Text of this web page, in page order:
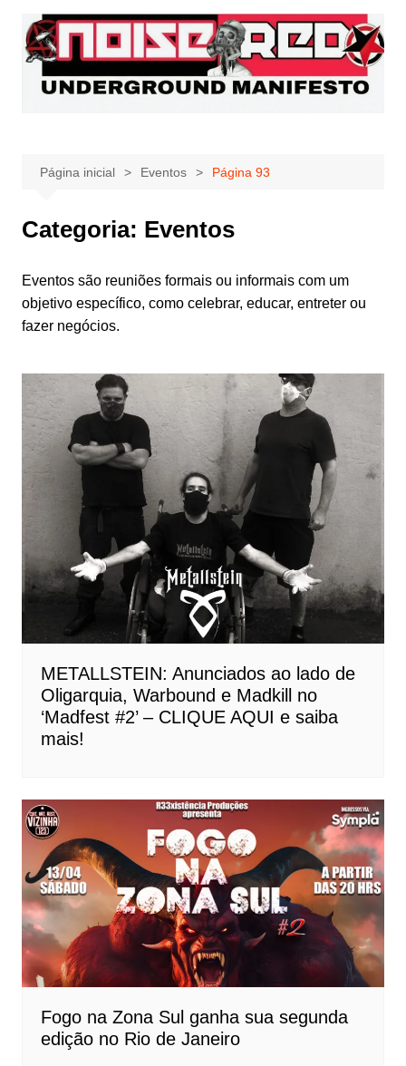
para
conteúdo
Página inicial Eventos Página 93
Categoria: Eventos
Eventos são reuniões formais ou informais com um
objetivo específico, como celebrar, educar, entreter ou
fazer negócios.
METALLSTEIN: Anunciados ao lado de
Oligarquia, Warbound e Madkill no
‘Madfest #2’ – CLIQUE AQUI e saiba
mais!
Fogo na Zona Sul ganha sua segunda
edição no Rio de Janeiro